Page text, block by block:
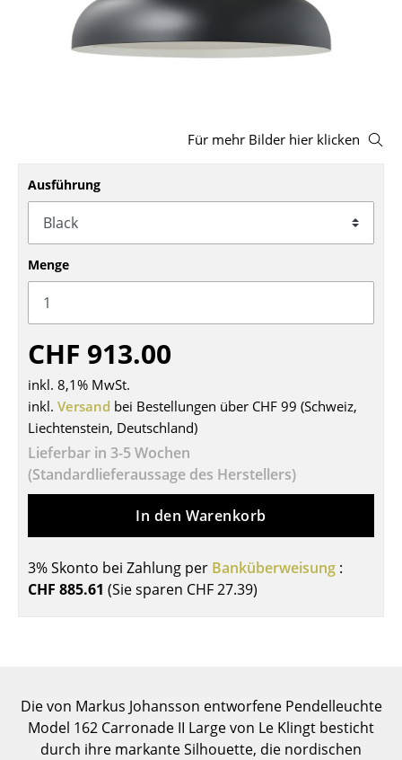
Bänke & Liegen
Sitzsäcke
Bürodrehstühle
Konferenzstühle
Bürosessel
Einzelteile
... alle Sitzmöbel
Tische
Esstische
Beistelltische
Couchtische
Sekretäre & PC-Tische
Konferenztische
Gartentische
Servierwagen
Für mehr Bilder hier klicken
Ausführung
Menge
CHF 913.00
inkl. 8,1% MwSt.
inkl. Versand bei Bestellungen über CHF 99 (Schweiz,
Liechtenstein, Deutschland)
Lieferbar in 3-5 Wochen
(Standardlieferaussage des Herstellers)
In den Warenkorb
3% Skonto bei Zahlung per Banküberweisung :
CHF 885.61 (Sie sparen CHF 27.39)
Die von Markus Johansson entworfene Pendelleuchte
Model 162 Carronade II Large von Le Klingt besticht
durch ihre markante Silhouette, die nordischen